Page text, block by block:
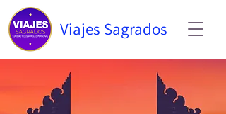
Viajes Sagrados